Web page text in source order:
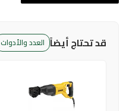
قد تحتاج أيضاً العدد والأدوات